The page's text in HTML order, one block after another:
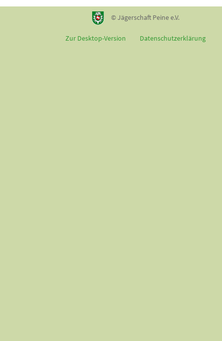
© Jägerschaft Peine e.V.
Zur Desktop-Version Datenschutzerklärung